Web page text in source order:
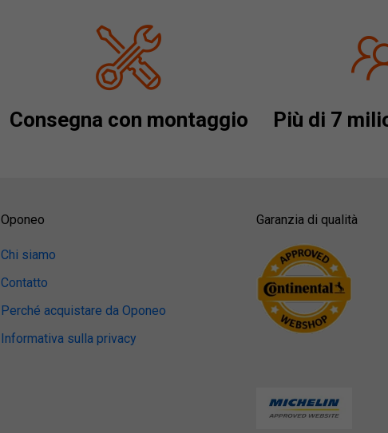
Consegna con montaggio Più di 7
Oponeo
Chi siamo
Contatto
Perché acquistare da Oponeo
Informativa sulla privacy
Garanzia di qualità